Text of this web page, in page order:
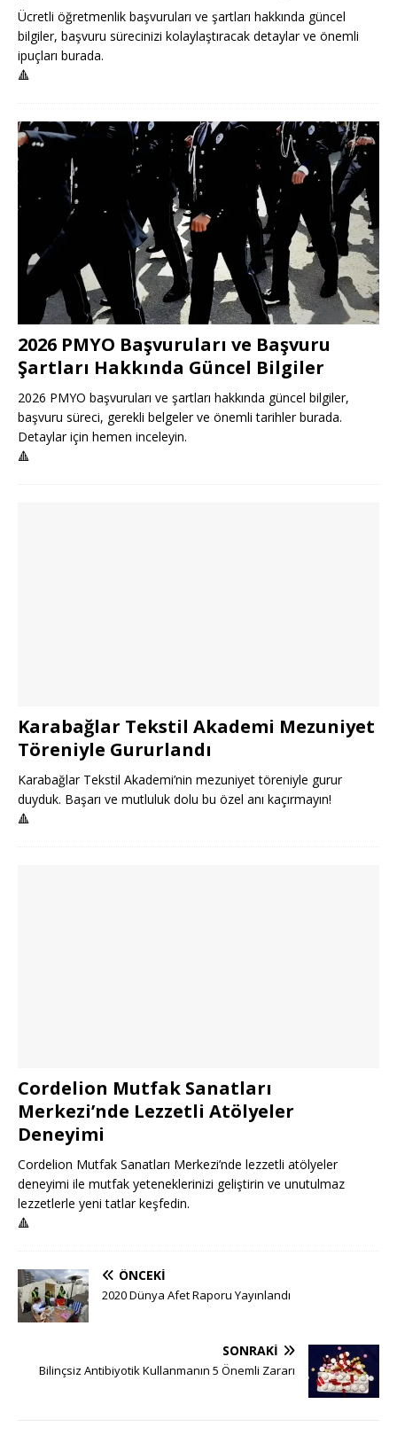
Ücretli öğretmenlik başvuruları ve şartları hakkında güncel
bilgiler, başvuru sürecinizi kolaylaştıracak detaylar ve önemli
ipuçları burada.
🔺
2026 PMYO Başvuruları ve Başvuru
Şartları Hakkında Güncel Bilgiler
2026 PMYO başvuruları ve şartları hakkında güncel bilgiler,
başvuru süreci, gerekli belgeler ve önemli tarihler burada.
Detaylar için hemen inceleyin.
🔺
Karabağlar Tekstil Akademi Mezuniyet
Töreniyle Gururlandı
Karabağlar Tekstil Akademi’nin mezuniyet töreniyle gurur
duyduk. Başarı ve mutluluk dolu bu özel anı kaçırmayın!
🔺
Cordelion Mutfak Sanatları
Merkezi’nde Lezzetli Atölyeler
Deneyimi
Cordelion Mutfak Sanatları Merkezi’nde lezzetli atölyeler
deneyimi ile mutfak yeteneklerinizi geliştirin ve unutulmaz
lezzetlerle yeni tatlar keşfedin.
🔺
ÖNCEKI
2020 Dünya Afet Raporu Yayınlandı
SONRAKI
Bilinçsiz Antibiyotik Kullanmanın 5 Önemli Zararı